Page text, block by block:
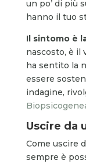
un po’ di più
hanno il tuo
Il sintomo è
nascosto, è il
ha sentito la
essere
indagine,
Uscire da
Come uscire
sempre è